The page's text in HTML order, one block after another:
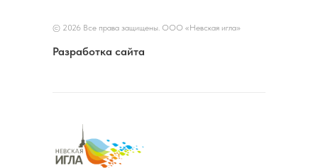
© 2026 Все права защищены. ООО «Невская игла»
Разработка сайта